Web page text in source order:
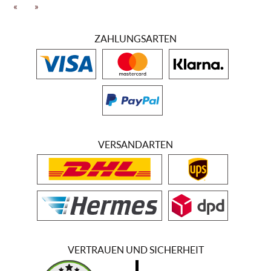
mit viel Liebe zum Detail wiederbelebt, wodurch eine faszinierende
Verbindung von zeitgemäßer Lebensart und einer typisch
südafrikanischen Anbautradition entstand. Allée Bleue ist heute ein
Ort, der bei weitem mehr zu bieten hat, als ein einfaches Weingut. Es
werden auf dem Anwesen wichtige Meetings abgehalten, Urlauber
aus der ganzen Welt übernachten dort und sogar Verliebte Paare
können sich auf dem Weingut das ewige "Ja-Wort" geben.
« »
ZAHLUNGSARTEN
VERSANDARTEN
VERTRAUEN UND SICHERHEIT